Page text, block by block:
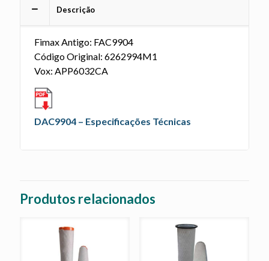
Descrição
Fimax Antigo: FAC9904
Código Original: 6262994M1
Vox: APP6032CA
DAC9904 – Especificações Técnicas
Produtos relacionados